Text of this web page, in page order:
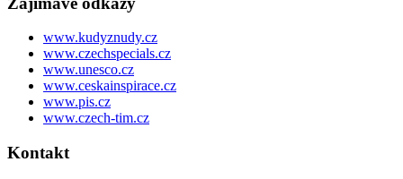
www.kudyznudy.cz
www.czechspecials.cz
www.unesco.cz
www.ceskainspirace.cz
www.pis.cz
www.czech-tim.cz
Kontakt